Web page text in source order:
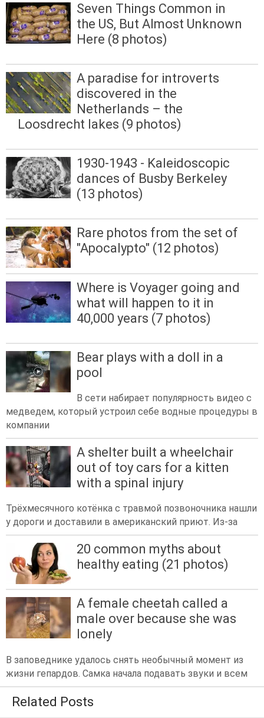
Seven Things Common in
the US, But Almost Unknown
Here (8 photos)
A paradise for introverts
discovered in the
Netherlands – the
Loosdrecht lakes (9 photos)
1930-1943 - Kaleidoscopic
dances of Busby Berkeley
(13 photos)
Rare photos from the set of
"Apocalypto" (12 photos)
Where is Voyager going and
what will happen to it in
40,000 years (7 photos)
Bear plays with a doll in a
pool
В сети набирает популярность видео с
медведем, который устроил себе водные процедуры в
компании
A shelter built a wheelchair
out of toy cars for a kitten
with a spinal injury
Трёхмесячного котёнка с травмой позвоночника нашли
у дороги и доставили в американский приют. Из-за
20 common myths about
healthy eating (21 photos)
A female cheetah called a
male over because she was
lonely
В заповеднике удалось снять необычный момент из
жизни гепардов. Самка начала подавать звуки и всем
Related Posts